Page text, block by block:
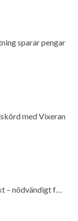
sparar pengar
med Vixeran
Ekologiskt – nödvändigt för beredskap